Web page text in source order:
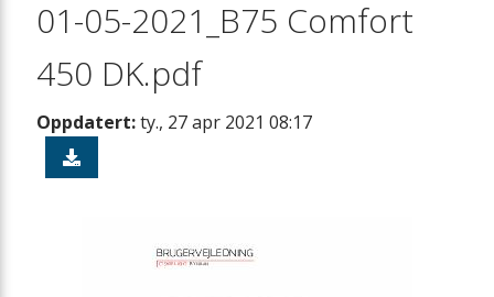
01-05-2021_B75 Comfort
450 DK.pdf
Oppdatert:ty., 27 apr 2021 08:17